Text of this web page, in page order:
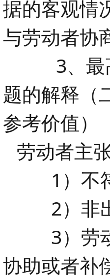
据的客观情
与劳动者协
3、
题的解释（
参考价值）
劳动者主
1）不符
2）非
3）劳动
协助或者补